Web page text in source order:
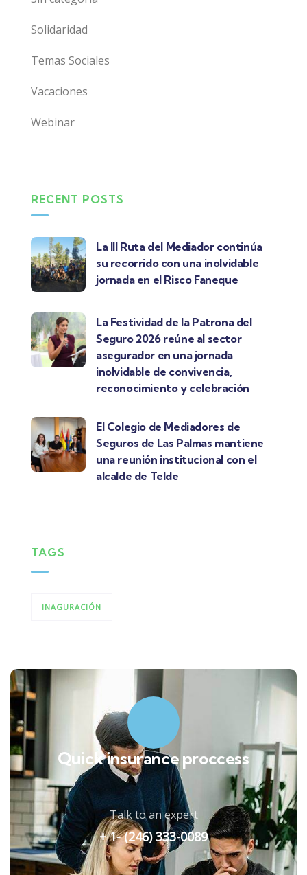
Solidaridad
Temas Sociales
Vacaciones
Webinar
RECENT POSTS
La III Ruta del Mediador continúa
su recorrido con una inolvidable
jornada en el Risco Faneque
La Festividad de la Patrona del
Seguro 2026 reúne al sector
asegurador en una jornada
inolvidable de convivencia,
reconocimiento y celebración
El Colegio de Mediadores de
Seguros de Las Palmas mantiene
una reunión institucional con el
alcalde de Telde
TAGS
INAGURACIÓN
Quick insurance proccess
Talk to an expert
+ 1- (246) 333-0089